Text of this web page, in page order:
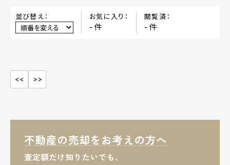
並び替え： お気に入り：
- 件
閲覧済：
- 件
<< >>